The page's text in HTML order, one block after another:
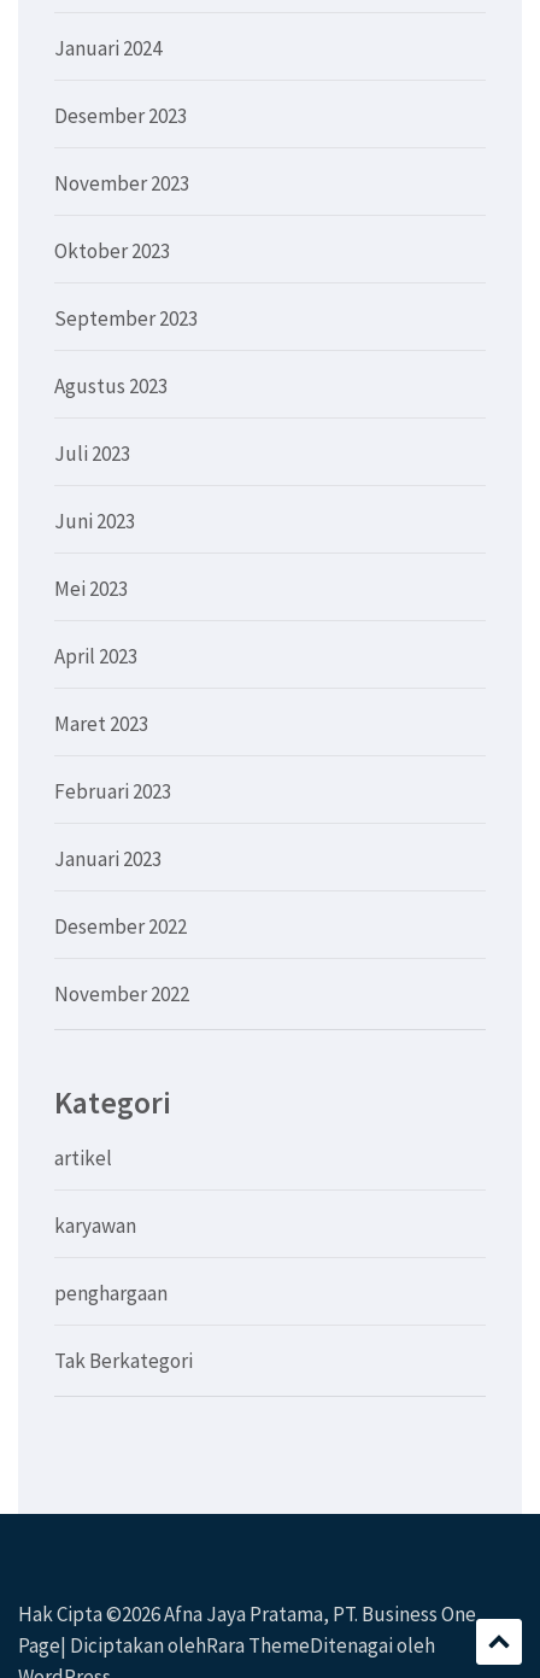
Januari 2024
Desember 2023
November 2023
Oktober 2023
September 2023
Agustus 2023
Juli 2023
Juni 2023
Mei 2023
April 2023
Maret 2023
Februari 2023
Januari 2023
Desember 2022
November 2022
Kategori
artikel
karyawan
penghargaan
Tak Berkategori
Hak Cipta ©2026Afna Jaya Pratama, PT. Business One
Page| Diciptakan olehRara ThemeDitenagai oleh